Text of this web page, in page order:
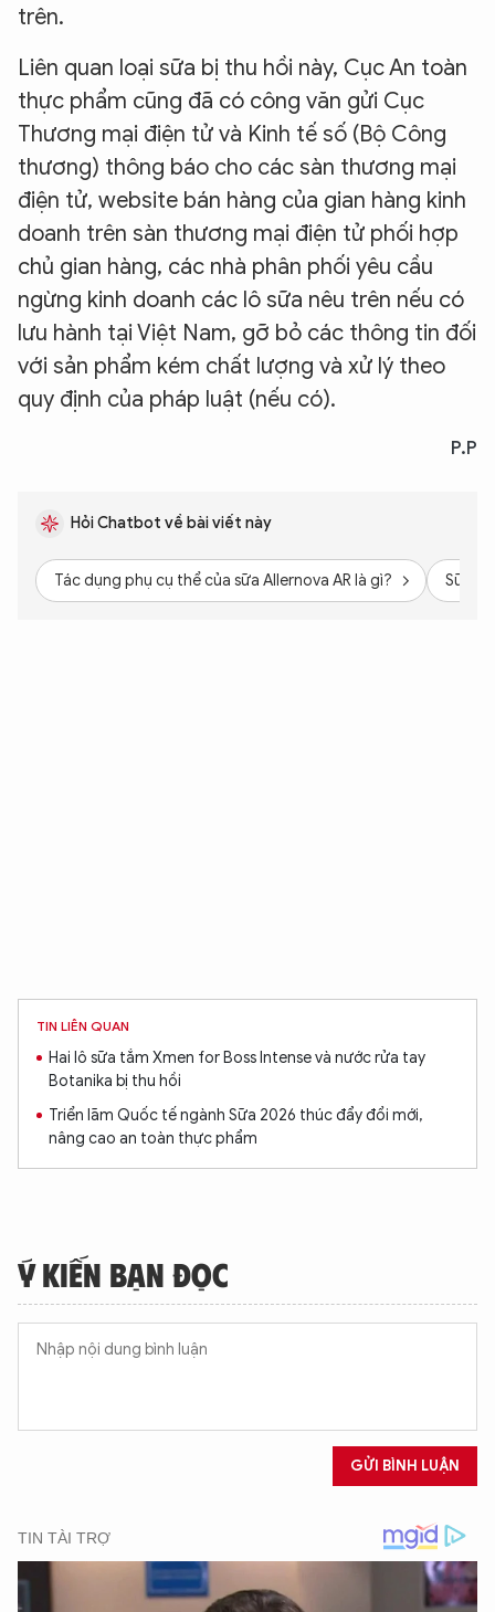
trên.
Liên quan loại sữa bị thu hồi này, Cục An toàn
thực phẩm cũng đã có công văn gửi Cục
Thương mại điện tử và Kinh tế số (Bộ Công
thương) thông báo cho các sàn thương mại
điện tử, website bán hàng của gian hàng kinh
doanh trên sàn thương mại điện tử phối hợp
chủ gian hàng, các nhà phân phối yêu cầu
ngừng kinh doanh các lô sữa nêu trên nếu có
lưu hành tại Việt Nam, gỡ bỏ các thông tin đối
với sản phẩm kém chất lượng và xử lý theo
quy định của pháp luật (nếu có).
P.P
Hỏi Chatbot về bài viết này
Tác dụng phụ cụ thể của sữa Allernova AR là gì? Sữa
TIN LIÊN QUAN
Hai lô sữa tắm Xmen for Boss Intense và nước rửa tay
Botanika bị thu hồi
Triển lãm Quốc tế ngành Sữa 2026 thúc đẩy đổi mới,
nâng cao an toàn thực phẩm
Ý KIẾN BẠN ĐỌC
GỬI BÌNH LUẬN